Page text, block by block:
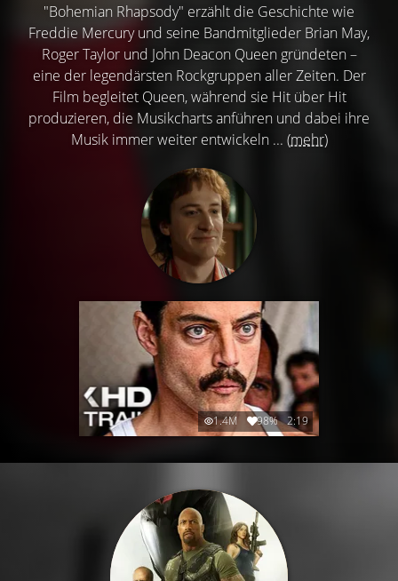
"Bohemian Rhapsody" erzählt die Geschichte wie
Freddie Mercury und seine Bandmitglieder Brian May,
Roger Taylor und John Deacon Queen gründeten –
eine der legendärsten Rockgruppen aller Zeiten. Der
Film begleitet Queen, während sie Hit über Hit
produzieren, die Musikcharts anführen und dabei ihre
Musik immer weiter entwickeln ... (mehr)
1.4M 98% 2:19